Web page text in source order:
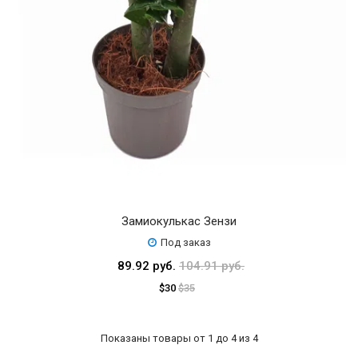
Замиокулькас Зензи
Под заказ
89.92 руб. 104.91 руб.
$30 $35
Показаны товары от 1 до 4 из 4